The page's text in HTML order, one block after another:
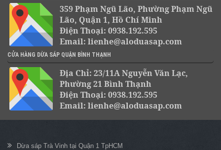
359 Phạm Ngũ Lão, Phường Phạm Ngũ
Lão, Quận 1, Hồ Chí Minh
Điện Thoại: 0938.192.595
Email: lienhe@aloduasap.com
CỬA HÀNG DỪA SÁP QUẬN BÌNH THẠNH
Địa Chỉ: 23/11A Nguyễn Văn Lạc,
Phường 21 Bình Thạnh
Điện Thoại: 0938.192.595
Email: lienhe@aloduasap.com
Dừa sáp Trà Vinh tại Quận 1 TpHCM